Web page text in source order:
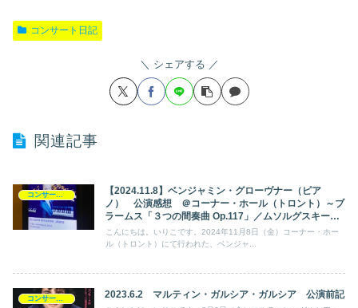
コンサート日記
シェアする
関連記事
【2024.11.8】ベンジャミン・グローヴナー（ピア
ノ） 公演感想 ＠コーナー・ホール（トロント）～ブ
ラームス「３つの間奏曲 Op.117」／ムソルグスキー
「展覧会の絵」～
こんにちは。いりこです。2024年11月8日（金）コーナー・ホー
ル（トロント）にて行われた、ベンジャ...
2023.6.2 マルティン・ガルシア・ガルシア 公演前記